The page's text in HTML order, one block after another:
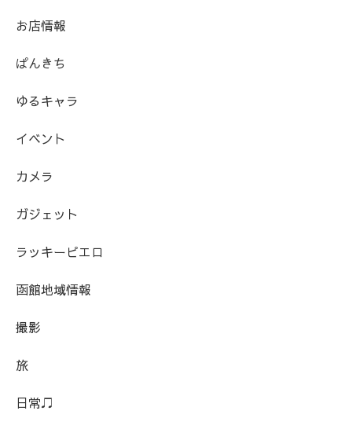
お店情報
ぱんきち
ゆるキャラ
イベント
カメラ
ガジェット
ラッキーピエロ
函館地域情報
撮影
旅
日常♫